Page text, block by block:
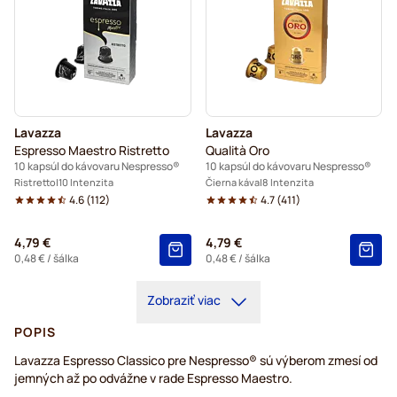
Lavazza
Espresso Maestro Ristretto
10 kapsúl do kávovaru Nespresso®
Ristretto 10 Intenzita
4.6(112)
4,79 €
0,48 €/ šálka
Lavazza
Qualità Oro
10 kapsúl do kávovaru Nespresso®
Čierna káva 8 Intenzita
4.7(411)
4,79 €
0,48 €/ šálka
Zobraziť viac
POPIS
Lavazza Espresso Classico pre Nespresso® sú výberom zmesí od
jemných až po odvážne v rade Espresso Maestro.